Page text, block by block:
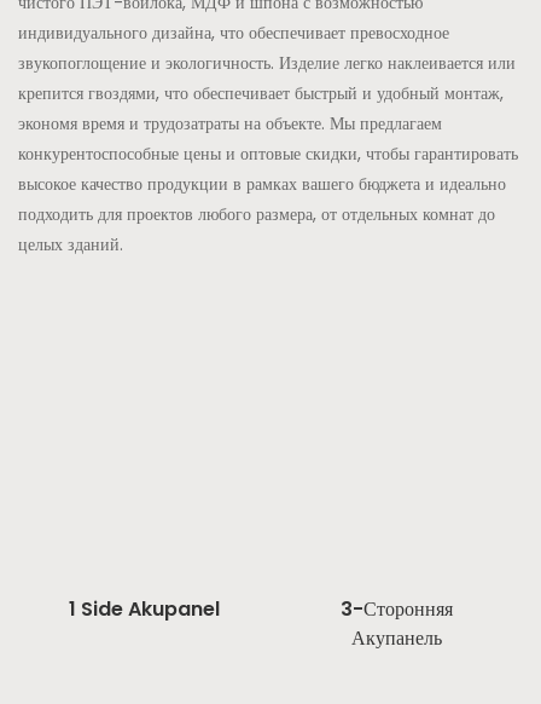
индивидуального дизайна, что обеспечивает превосходное
звукопоглощение и экологичность. Изделие легко наклеивается или
крепится гвоздями, что обеспечивает быстрый и удобный монтаж,
экономя время и трудозатраты на объекте. Мы предлагаем
конкурентоспособные цены и оптовые скидки, чтобы гарантировать
высокое качество продукции в рамках вашего бюджета и идеально
подходить для проектов любого размера, от отдельных комнат до
целых зданий.
1 Side Akupanel
3-Сторонняя
Акупанель